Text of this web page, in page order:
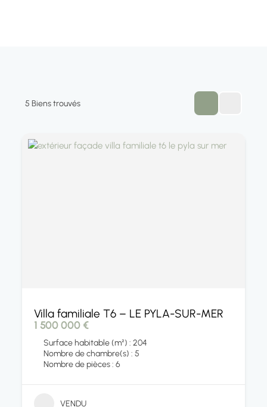
5 Biens trouvés
Villa familiale T6 – LE PYLA-SUR-MER
1 500 000 €
Surface habitable (m²) : 204
Nombre de chambre(s) : 5
Nombre de pièces : 6
VENDU